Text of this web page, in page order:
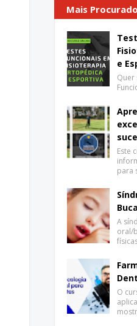
Mais
e
Quer
Este
para
A
oral/
O